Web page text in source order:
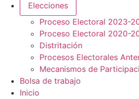
Elecciones
Proceso Electoral 2023-
Proceso Electoral 2020-
Distritación
Procesos Electorales
Mecanismos de
Bolsa de trabajo
Inicio